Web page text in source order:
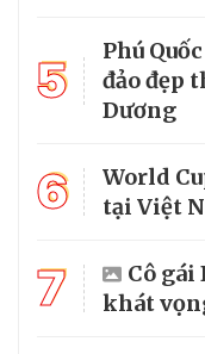
5
Phú
đảo đẹp
Dương
6
World
tại Việt
7
Cô gái
khát